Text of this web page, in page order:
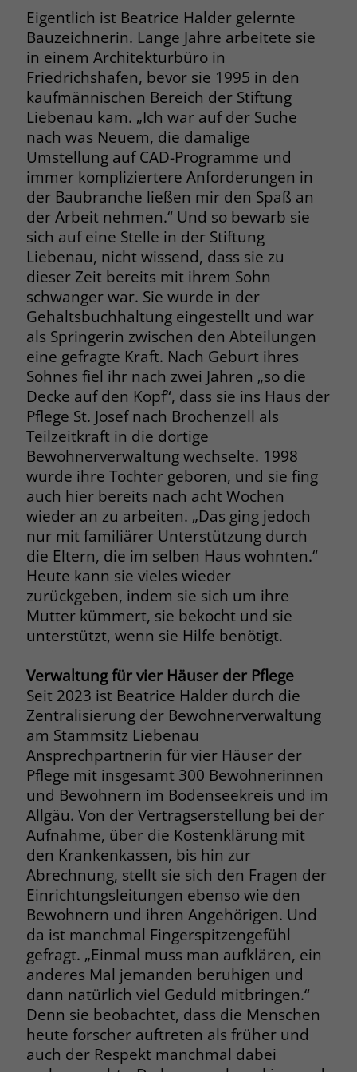
Eigentlich ist Beatrice Halder gelernte
Bauzeichnerin. Lange Jahre arbeitete sie
in einem Architekturbüro in
Friedrichshafen, bevor sie 1995 in den
kaufmännischen Bereich der Stiftung
Liebenau kam. „Ich war auf der Suche
nach was Neuem, die damalige
Umstellung auf CAD-Programme und
immer kompliziertere Anforderungen in
der Baubranche ließen mir den Spaß an
der Arbeit nehmen.“ Und so bewarb sie
sich auf eine Stelle in der Stiftung
Liebenau, nicht wissend, dass sie zu
dieser Zeit bereits mit ihrem Sohn
schwanger war. Sie wurde in der
Gehaltsbuchhaltung eingestellt und war
als Springerin zwischen den Abteilungen
eine gefragte Kraft. Nach Geburt ihres
Sohnes fiel ihr nach zwei Jahren „so die
Decke auf den Kopf“, dass sie ins Haus der
Pflege St. Josef nach Brochenzell als
Teilzeitkraft in die dortige
Bewohnerverwaltung wechselte. 1998
wurde ihre Tochter geboren, und sie fing
auch hier bereits nach acht Wochen
wieder an zu arbeiten. „Das ging jedoch
nur mit familiärer Unterstützung durch
die Eltern, die im selben Haus wohnten.“
Heute kann sie vieles wieder
zurückgeben, indem sie sich um ihre
Mutter kümmert, sie bekocht und sie
unterstützt, wenn sie Hilfe benötigt.
Verwaltung für vier Häuser der Pflege
Seit 2023 ist Beatrice Halder durch die
Zentralisierung der Bewohnerverwaltung
am Stammsitz Liebenau
Ansprechpartnerin für vier Häuser der
Pflege mit insgesamt 300 Bewohnerinnen
und Bewohnern im Bodenseekreis und im
Allgäu. Von der Vertragserstellung bei der
Aufnahme, über die Kostenklärung mit
den Krankenkassen, bis hin zur
Abrechnung, stellt sie sich den Fragen der
Einrichtungsleitungen ebenso wie den
Bewohnern und ihren Angehörigen. Und
da ist manchmal Fingerspitzengefühl
gefragt. „Einmal muss man aufklären, ein
anderes Mal jemanden beruhigen und
dann natürlich viel Geduld mitbringen.“
Denn sie beobachtet, dass die Menschen
heute forscher auftreten als früher und
auch der Respekt manchmal dabei
Name PHPSESSID
Anbieter stiftung-liebenau.de
Laufzeit Session
Zweck
Behält die Zustände des Benutzers bei
allen Seitenanfragen bei.
Name cookie_optin
Anbieter www.stiftung-liebenau.de
Laufzeit 1 Monat
Zweck
Behält die Zustimmung des Benutzers
zum Cookie Opt-In
Name __cf_bm
Anbieter .fonts.net
Laufzeit 30 Minuten
Zweck
This cookie, set by Cloudflare, is used to
support Cloudflare Bot Management.
Name JSessionID
Anbieter jobs.stiftung-liebenau.de
Laufzeit Session
allen Seitenanfragen bei.
Zweck
Browsers und die Einstellungen
exklusiv für diese Website zu speichern.
Dadurch wird gewährleistet, dass
Aktionen, die bei späteren Besuchen
derselben Website durchgeführt
werden, mit derselben
Benutzerkennung verknüpft werden.
_clsk
Anbieter www.clarity.ms
Laufzeit 1 Jahr
Zweck
Microsoft Clarity setzt dieses Cookie,
um die Seitenaufrufe eines Benutzers
zu speichern und in einer einzigen
Sitzungsaufzeichnung
zusammenzufassen.
Name _gcl_au
Anbieter Google Ads
Laufzeit 90 Tage
Zweck Enthält eine zufallsgenerierte User-ID.
Name _gcl_aw
Anbieter Google Ads
Laufzeit 90 Tage
Zweck
User über einen Klick auf eine Google
Werbeanzeige auf die Website gelangt.
Es enthält Informationen darüber,
welche Werbeanzeige geklickt wurde,
sodass erzielte Erfolge wie z.B.
Bestellungen oder Kontaktanfragen der
Anzeige zugewiesen werden können.
Name _gcl_dc
Anbieter Google Ads
Laufzeit 90 Tage
Zweck
Dieses Cookie wird gesetzt, wenn ein
User über einen Klick auf eine Google
Werbeanzeige auf die Website gelangt.
Es enthält Informationen darüber,
welche Werbeanzeige geklickt wurde,
sodass erzielte Erfolge wie z.B.
Bestellungen oder Kontaktanfragen der
Anzeige zugewiesen werden können.